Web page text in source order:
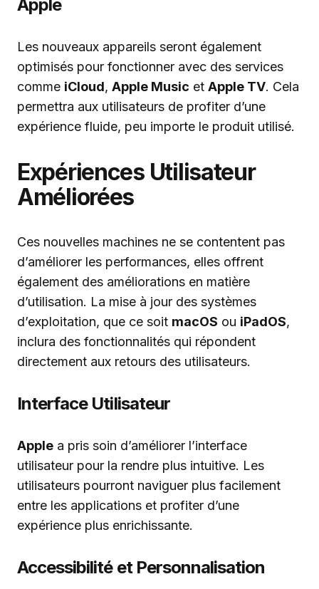
Apple
Les nouveaux appareils seront également
optimisés pour fonctionner avec des services
comme iCloud, Apple Music et Apple TV. Cela
permettra aux utilisateurs de profiter d’une
expérience fluide, peu importe le produit utilisé.
Expériences Utilisateur
Améliorées
Ces nouvelles machines ne se contentent pas
d’améliorer les performances, elles offrent
également des améliorations en matière
d’utilisation. La mise à jour des systèmes
d’exploitation, que ce soit macOS ou iPadOS,
inclura des fonctionnalités qui répondent
directement aux retours des utilisateurs.
Interface Utilisateur
Apple a pris soin d’améliorer l’interface
utilisateur pour la rendre plus intuitive. Les
utilisateurs pourront naviguer plus facilement
entre les applications et profiter d’une
expérience plus enrichissante.
Accessibilité et Personnalisation